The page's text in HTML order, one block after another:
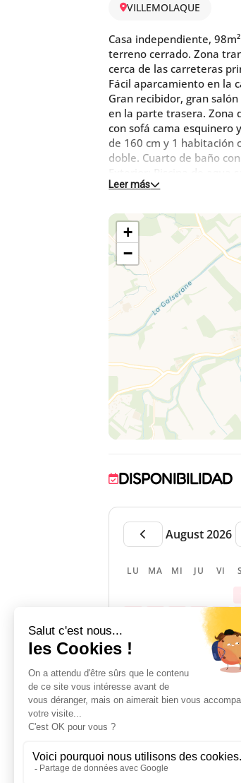
VILLEMOLAQUE
Casa independiente,
terreno cerrado. Zona
cerca de las carreteras
Fácil aparcamiento en la
Gran recibidor, gran
en la parte trasera. Zona
con sofá cama esquinero
de 160 cm y 1 habitación
doble. Cuarto de baño
Exterior: Piscina de agua
pérgola, muebles de
min de Thuir o Perpignan
aeropuerto.
Tiendas en e
Leer más
+
−
DISPONIBILIDAD
August 2026
LU MA MI JU VI
6
13 14
17
21
24
25 26 28
31